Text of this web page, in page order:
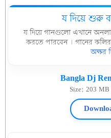
য দিয়ে শুরু
য দিয়ে গানগুলো এখানে
করতে পারবেন । গানের
অক্ষর
Bangla Dj
Size: 203